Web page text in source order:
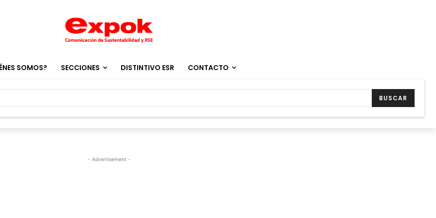
SOMOS? SECCIONES DISTINTIVO ESR CONTACTO
BUSCAR
- Advertisement -